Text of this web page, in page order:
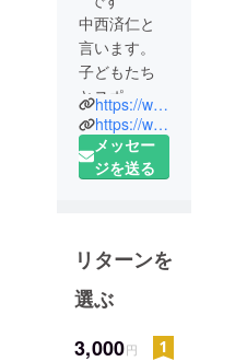
中西済仁と
言います。
子どもたち
とスポーツ
などを通し
て、心と体
どちらとも
アしてきま
す。
https://www.facebook.com/noritatujinn/
https://www.facebook.com/tadanori.nakanishi
メッセー
ジを送る
リターンを
選ぶ
3,000円